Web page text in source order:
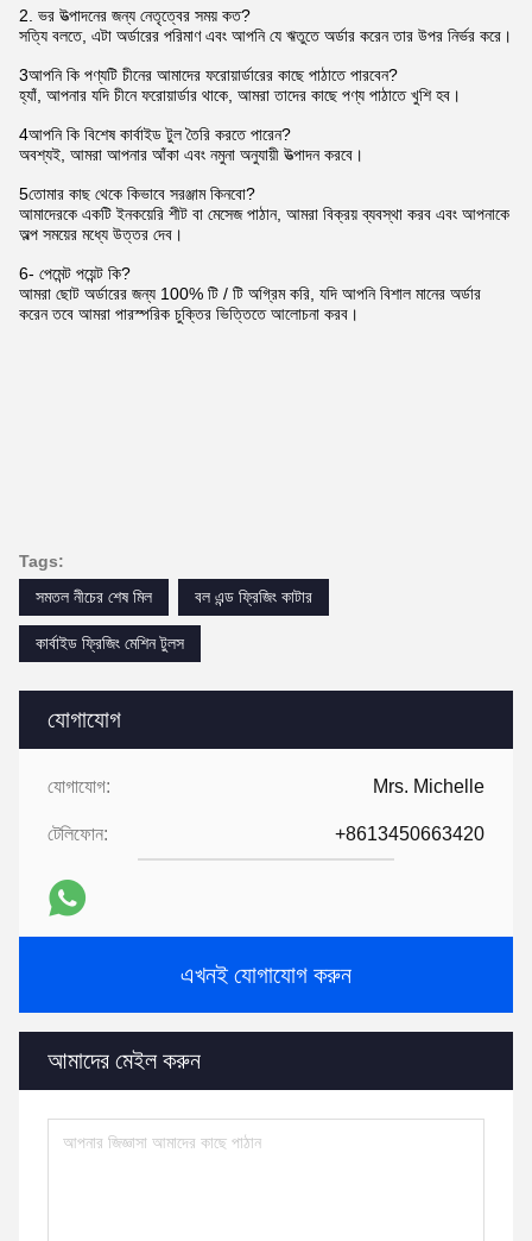
যোগাযোগ
যোগাযোগ: Mrs. Michelle
টেলিফোন: +8613450663420
এখনই যোগাযোগ করুন
আমাদের মেইল করুন
2. ভর উত্পাদনের জন্য নেতৃত্বের সময় কত?
সত্যি বলতে, এটা অর্ডারের পরিমাণ এবং আপনি যে ঋতুতে অর্ডার করেন তার উপর নির্ভর করে।
3আপনি কি পণ্যটি চীনের আমাদের ফরোয়ার্ডারের কাছে পাঠাতে পারবেন?
হ্যাঁ, আপনার যদি চীনে ফরোয়ার্ডার থাকে, আমরা তাদের কাছে পণ্য পাঠাতে খুশি হব।
4আপনি কি বিশেষ কার্বাইড টুল তৈরি করতে পারেন?
অবশ্যই, আমরা আপনার আঁকা এবং নমুনা অনুযায়ী উত্পাদন করবে।
5তোমার কাছ থেকে কিভাবে সরঞ্জাম কিনবো?
আমাদেরকে একটি ইনকয়েরি শীট বা মেসেজ পাঠান, আমরা বিক্রয় ব্যবস্থা করব এবং আপনাকে
অল্প সময়ের মধ্যে উত্তর দেব।
6- পেমেন্ট পয়েন্ট কি?
আমরা ছোট অর্ডারের জন্য 100% টি / টি অগ্রিম করি, যদি আপনি বিশাল মানের অর্ডার
করেন তবে আমরা পারস্পরিক চুক্তির ভিত্তিতে আলোচনা করব।
Tags:
সমতল নীচের শেষ মিল
বল এন্ড ফ্রিজিং কাটার
কার্বাইড ফ্রিজিং মেশিন টুলস